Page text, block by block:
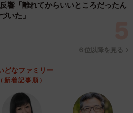
の温かいメッセージにびっくり
愛情の深さと、彼らから本当に
響「離れてからいいところだったん
いた」
６位以降を見る
どなファミリー
（新着記事順）